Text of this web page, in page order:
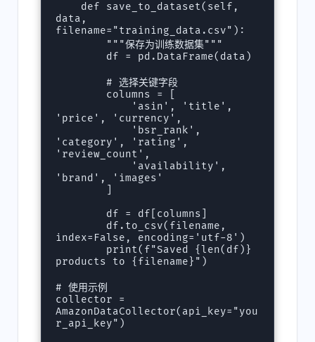
data,
filename="training_data.csv"):
        # 选择关键字段
'price', 'currency',
'category', 'rating',
'review_count',
'brand', 'images'
index=False, encoding='utf-8')
products to {filename}")
# 使用示例
collector =
AmazonDataCollector(api_key="you
r_api_key")